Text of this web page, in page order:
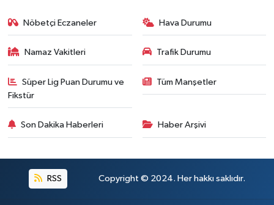
Nöbetçi Eczaneler Hava Durumu
Namaz Vakitleri Trafik Durumu
Süper Lig Puan Durumu ve
Fikstür
Tüm Manşetler
Son Dakika Haberleri Haber Arşivi
RSS Copyright © 2024. Her hakkı saklıdır.